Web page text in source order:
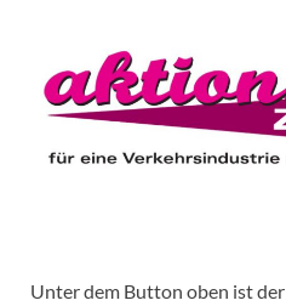
Unter dem Button oben ist